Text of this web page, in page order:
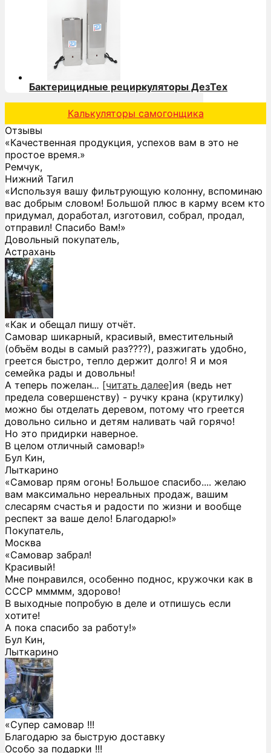
Бактерицидные рециркуляторы ДезТех
Калькуляторы самогонщика
Отзывы
«Качественная продукция, успехов вам в это не
простое время.»
Ремчук,
Нижний Тагил
«Используя вашу фильтрующую колонну, вспоминаю
вас добрым словом! Большой плюс в карму всем кто
придумал, доработал, изготовил, собрал, продал,
отправил! Спасибо Вам!»
Довольный покупатель,
Астрахань
«Как и обещал пишу отчёт.
Самовар шикарный, красивый, вместительный
(объём воды в самый раз????), разжигать удобно,
греется быстро, тепло держит долго! Я и моя
семейка рады и довольны!
А теперь пожелан... [читать далее]ия (ведь нет
предела совершенству) - ручку крана (крутилку)
можно бы отделать деревом, потому что греется
довольно сильно и детям наливать чай горячо!
Но это придирки наверное.
В целом отличный самовар!»
Бул Кин,
Лыткарино
«Самовар прям огонь! Большое спасибо.... желаю
вам максимально нереальных продаж, вашим
слесарям счастья и радости по жизни и вообще
респект за ваше дело! Благодарю!»
Покупатель,
Москва
«Самовар забрал!
Красивый!
Мне понравился, особенно поднос, кружочки как в
СССР ммммм, здорово!
В выходные попробую в деле и отпишусь если
хотите!
А пока спасибо за работу!»
Бул Кин,
Лыткарино
«Супер самовар !!!
Благодарю за быструю доставку
Особо за подарки !!!